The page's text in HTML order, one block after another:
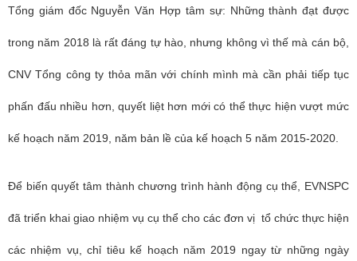
Tổng giám đốc Nguyễn Văn Hợp tâm sự: Những thành đạt được
trong năm 2018 là rất đáng tự hào, nhưng không vì thế mà cán bộ,
CNV Tổng công ty thỏa mãn với chính mình mà cần phải tiếp tục
phấn đấu nhiều hơn, quyết liệt hơn mới có thể thực hiện vượt mức
kế hoạch năm 2019, năm bản lề của kế hoạch 5 năm 2015-2020.
Để biến quyết tâm thành chương trình hành động cụ thể, EVNSPC
đã triển khai giao nhiệm vụ cụ thể cho các đơn vị tổ chức thực hiện
các nhiệm vụ, chỉ tiêu kế hoạch năm 2019 ngay từ những ngày